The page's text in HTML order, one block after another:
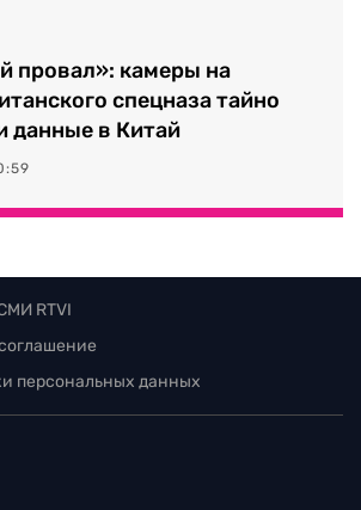
провал»: камеры на
спецназа тайно
данные в Китай
RTVI
персональных данных